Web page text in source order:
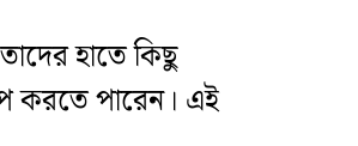
হাতে কিছু
করতে পারেন। এই